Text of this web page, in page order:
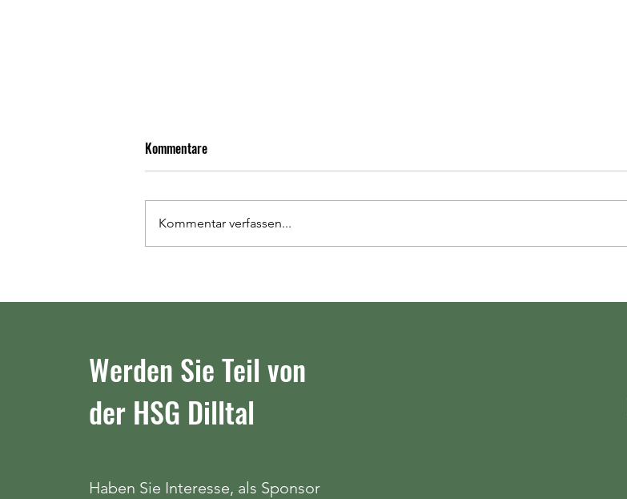
Relegationsspiele um den Aufstieg
in die Oberliga: Am Freitag in
Werdorf
Jetzt stehen die beiden Termine
für die Relegationsspiele zum
Oberliga träumen
Die HSG Dilltal hat Nervenstärke
Kommentare
Kommentar verfassen...
Werden Sie Teil von
der HSG Dilltal
Haben Sie Interesse, als Sponsor